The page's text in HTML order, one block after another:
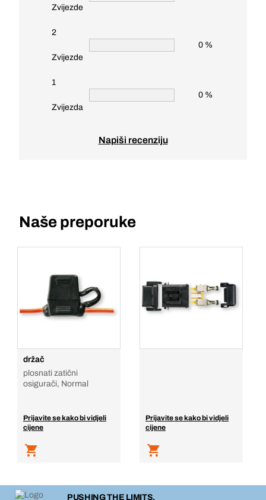
Zvijezde
2
Zvijezde
0 %
1
Zvijezda
0 %
Napiši recenziju
Naše preporuke
držač
plosnati zatični
osigurači, Normal
Prijavite se kako bi vidjeli
cijene
Prijavite se kako bi vidjeli
cijene
PUSHING THE LIMITS.